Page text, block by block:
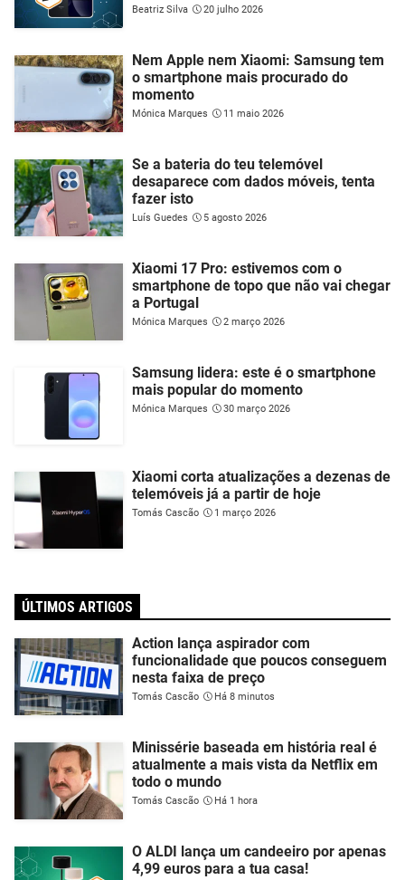
Beatriz Silva 20 julho 2026
Nem Apple nem Xiaomi: Samsung tem
o smartphone mais procurado do
momento
Mónica Marques 11 maio 2026
Se a bateria do teu telemóvel
desaparece com dados móveis, tenta
fazer isto
Luís Guedes 5 agosto 2026
Xiaomi 17 Pro: estivemos com o
smartphone de topo que não vai chegar
a Portugal
Mónica Marques 2 março 2026
Samsung lidera: este é o smartphone
mais popular do momento
Mónica Marques 30 março 2026
Xiaomi corta atualizações a dezenas de
telemóveis já a partir de hoje
Tomás Cascão 1 março 2026
ÚLTIMOS ARTIGOS
Action lança aspirador com
funcionalidade que poucos conseguem
nesta faixa de preço
Tomás Cascão Há 8 minutos
Minissérie baseada em história real é
atualmente a mais vista da Netflix em
todo o mundo
Tomás Cascão Há 1 hora
O ALDI lança um candeeiro por apenas
4,99 euros para a tua casa!